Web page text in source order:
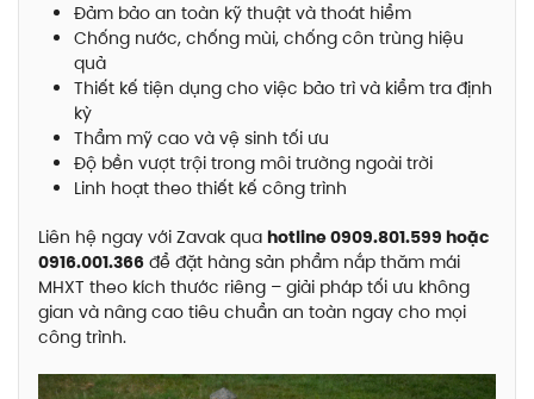
Đảm bảo an toàn kỹ thuật và thoát hiểm
Chống nước, chống mùi, chống côn trùng hiệu
quả
Thiết kế tiện dụng cho việc bảo trì và kiểm tra định
kỳ
Thẩm mỹ cao và vệ sinh tối ưu
Độ bền vượt trội trong môi trường ngoài trời
Linh hoạt theo thiết kế công trình
Liên hệ ngay với Zavak qua hotline 0909.801.599 hoặc
0916.001.366 để đặt hàng sản phẩm nắp thăm mái
MHXT theo kích thước riêng – giải pháp tối ưu không
gian và nâng cao tiêu chuẩn an toàn ngay cho mọi
công trình.